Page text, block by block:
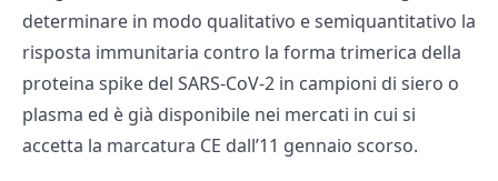
determinare in modo qualitativo e semiquantitativo la
risposta immunitaria contro la forma trimerica della
proteina spike del SARS-CoV-2 in campioni di siero o
plasma ed è già disponibile nei mercati in cui si
accetta la marcatura CE dall’11 gennaio scorso.